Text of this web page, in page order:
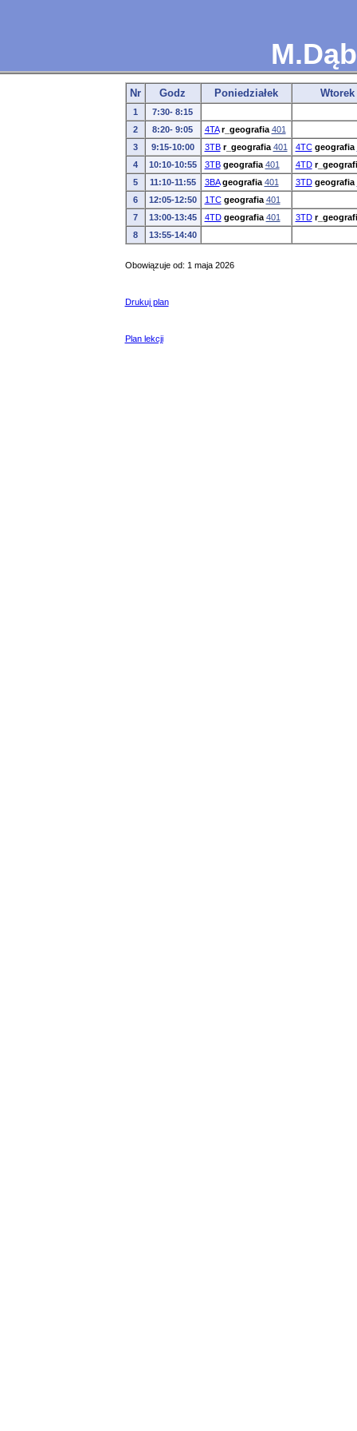
Nr Godz Poniedziałek Wtorek
1
7:30- 8:15
2
8:20- 9:05 4TA r_geografia 401
3
9:15-10:00 3TB r_geografia 401 4TC geografia
4
10:10-10:55 3TB geografia 401 4TD
5
11:10-11:55 3BA geografia 401 3TD geografia
6
12:05-12:50 1TC geografia 401
7
13:00-13:45 4TD geografia 401 3TD
8
13:55-14:40
Obowiązuje od: 1 maja 2026
Drukuj plan
Plan lekcji